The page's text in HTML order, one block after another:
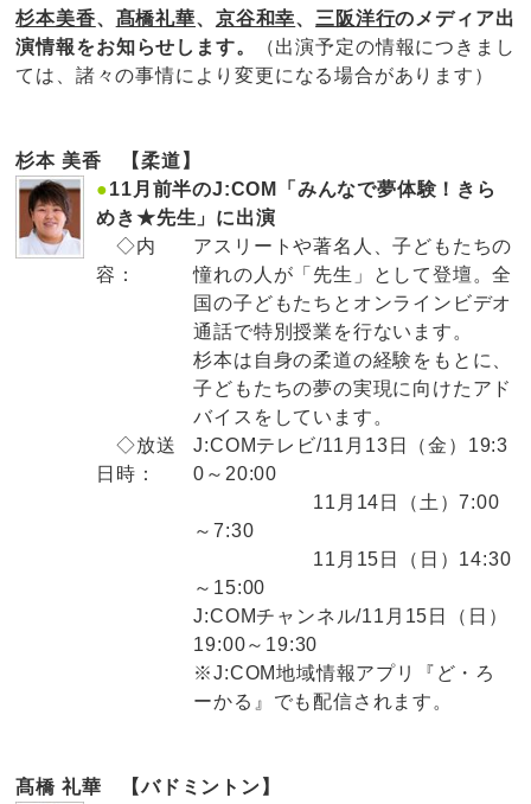
杉本美香、 髙橋礼華、 京谷和幸、 三阪洋行のメディア出
演情報をお知らせします。
（出演予定の情報につきまし
ては、諸々の事情により変更になる場合があります）
杉本 美香 【柔道】
●11月前半のJ:COM「みんなで夢体験！きら
めき★先生」に出演
◇内
容：
アスリートや著名人、子どもたちの
憧れの人が「先生」として登壇。全
国の子どもたちとオンラインビデオ
通話で特別授業を行ないます。
杉本は自身の柔道の経験をもとに、
子どもたちの夢の実現に向けたアド
バイスをしています。
◇放送
日時：
J:COMテレビ/11月13日（金）19:3
0～20:00
11月14日（土）7:00
～7:30
11月15日（日）14:30
～15:00
J:COMチャンネル/11月15日（日）
19:00～19:30
※J:COM地域情報アプリ『ど・ろ
ーかる』でも配信されます。
髙橋 礼華 【バドミントン】